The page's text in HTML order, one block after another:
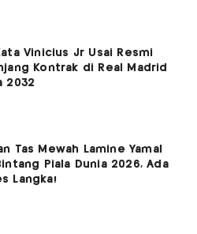
Vinicius Jr Usai Resmi
Kontrak di Real Madrid
2032
Tas Mewah Lamine Yamal
Piala Dunia 2026, Ada
Langka!